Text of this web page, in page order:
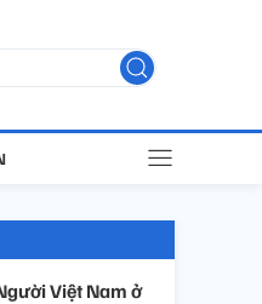
Việt Nam ở